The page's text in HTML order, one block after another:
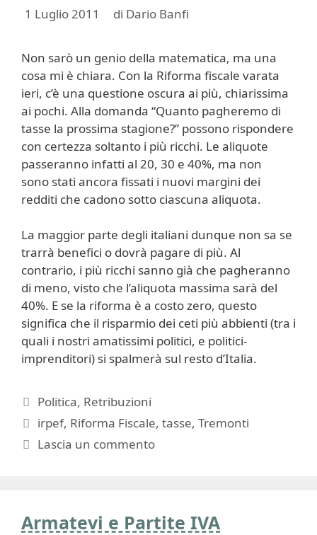
1 Luglio 2011 di Dario Banfi
Non sarò un genio della matematica, ma una
cosa mi è chiara. Con la Riforma fiscale varata
ieri, c’è una questione oscura ai più, chiarissima
ai pochi. Alla domanda “Quanto pagheremo di
tasse la prossima stagione?” possono rispondere
con certezza soltanto i più ricchi. Le aliquote
passeranno infatti al 20, 30 e 40%, ma non
sono stati ancora fissati i nuovi margini dei
redditi che cadono sotto ciascuna aliquota.
La maggior parte degli italiani dunque non sa se
trarrà benefici o dovrà pagare di più. Al
contrario, i più ricchi sanno già che pagheranno
di meno, visto che l’aliquota massima sarà del
40%. E se la riforma è a costo zero, questo
significa che il risparmio dei ceti più abbienti (tra i
quali i nostri amatissimi politici, e politici-
imprenditori) si spalmerà sul resto d’Italia.
Categorie
Politica, Retribuzioni
Tag
irpef, Riforma Fiscale,tasse,Tremonti
Lascia un commento
Armatevi e Partite IVA